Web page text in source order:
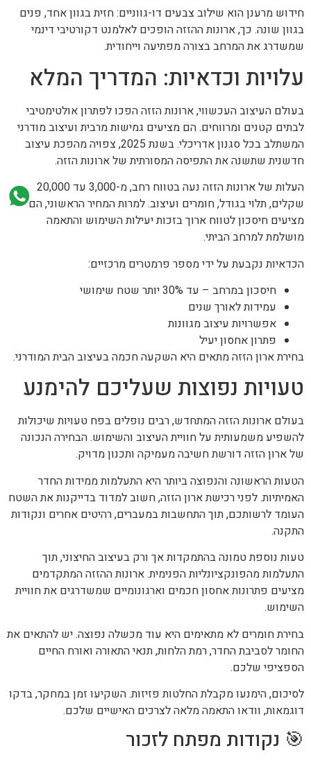
חידוש מרענן הוא שילוב צבעים דו-גווניים: חזית בגוון אחד, פנים
בגוון שונה. כך, ארונות ההזזה הופכים לאלמנט דקורטיבי דינמי
שמשדרג את המרחב בצורה מפתיעה וייחודית.
עלויות וכדאיות: המדריך המלא
בעולם העיצוב העכשווי, ארונות הזזה הפכו לפתרון אולטימטיבי
לבתים קטנים ומרווחים. הם מציעים גמישות מרבית ועיצוב מודרני
המשתלב בכל סגנון אדריכלי. בשנת 2025, צפויה מהפכת עיצוב
חדשנית שתשנה את התפיסה המסורתית של ארונות הזזה.
העלות של ארונות הזזה נעה בטווח רחב, מ-3,000 עד 20,000
שקלים, תלוי בגודל, חומרים ועיצוב. למרות המחיר הראשוני, הם
מציעים חיסכון לטווח ארוך בזכות יעילות השימוש והתאמה
מושלמת למרחב הביתי.
הכדאיות נקבעת על ידי מספר פרמטרים מרכזיים:
חיסכון במרחב – עד 30% יותר שטח שימושי
עמידות לאורך שנים
אפשרויות עיצוב מגוונות
פתרון אחסון יעיל
בחירת ארון הזזה מתאים היא השקעה חכמה בעיצוב הבית המודרני.
טעויות נפוצות שעליכם להימנע
בעולם ארונות הזזה המתחדש, רבים נופלים בפח טעויות שיכולות
להשפיע משמעותית על חוויית העיצוב והשימוש. הבחירה הנכונה
של ארון הזזה דורשת חשיבה מעמיקה ותכנון מדויק.
הטעות הראשונה והנפוצה ביותר היא התעלמות ממידות החדר
האמיתיות. לפני רכישת ארון הזזה, חשוב למדוד בדייקנות את השטח
העומד לרשותכם, תוך התחשבות במעברים, רהיטים אחרים ונקודות
התקנה.
טעות נוספת טמונה בהתמקדות אך ורק בעיצוב החיצוני, תוך
התעלמות מהפונקציונליות הפנימית. ארונות ההזזה המתקדמים
מציעים פתרונות אחסון חכמים וארגונומיים שמשדרגים את חוויית
השימוש.
בחירת חומרים לא מתאימים היא עוד מכשלה נפוצה. יש להתאים את
החומר לסביבת החדר, רמת הלחות, תנאי התאורה ואורח החיים
הספציפי שלכם.
לסיכום, הימנעו מקבלת החלטות פזיזות. השקיעו זמן במחקר, בדקו
דוגמאות, וודאו התאמה מלאה לצרכים האישיים שלכם.
🎯 נקודות מפתח לזכור